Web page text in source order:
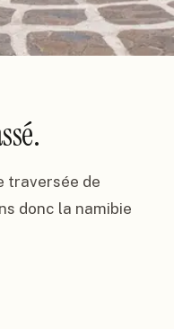
traversée de
donc la namibie